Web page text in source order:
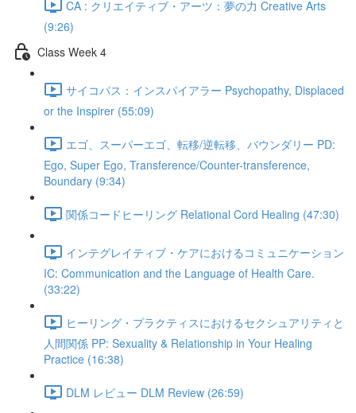
CA : クリエイティブ・アーツ：夢の力 Creative Arts
(9:26)
Class Week 4
サイコパス：インスパイアラー Psychopathy, Displaced
or the Inspirer (55:09)
エゴ、スーパーエゴ、転移/逆転移、バウンダリー PD:
Ego, Super Ego, Transference/Counter-transference,
Boundary (9:34)
関係コードヒーリング Relational Cord Healing (47:30)
インテグレイティブ・ケアにおけるコミュニケーション
IC: Communication and the Language of Health Care.
(33:22)
ヒーリング・プラクティスにおけるセクシュアリティと
人間関係 PP: Sexuality & Relationship in Your Healing
Practice (16:38)
DLM レビュー DLM Review (26:59)